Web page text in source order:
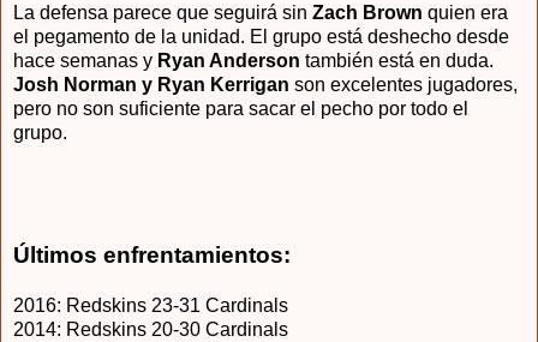
La defensa parece que seguirá sin Zach Brown quien era
el pegamento de la unidad. El grupo está deshecho desde
hace semanas y Ryan Anderson también está en duda.
Josh Norman y Ryan Kerrigan son excelentes jugadores,
pero no son suficiente para sacar el pecho por todo el
grupo.
Últimos enfrentamientos:
2016: Redskins 23-31 Cardinals
2014: Redskins 20-30 Cardinals